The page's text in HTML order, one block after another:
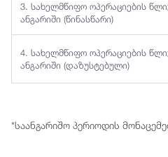
3. სახელმწიფო ოპერაციების
ანგარიში (წინასწარი)
4. სახელმწიფო ოპერაციების
ანგარიში (დაზუსტებული)
*საანგარიშო პერიოდის